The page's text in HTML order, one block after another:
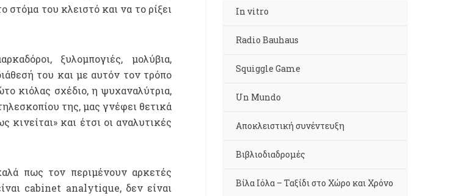
στόμα του κλειστό και να το ρίξει
ξυλομπογιές, μολύβια,
του και με αυτόν τον τρόπο
κιόλας σχέδιο, η ψυχαναλύτρια,
της, μας γνέφει θετικά
και έτσι οι αναλυτικές
πως τον περιμένουν αρκετές
cabinet analytique, δεν είναι
In vitro
Radio Bauhaus
Squiggle Game
Un Mundo
Αποκλειστική συνέντευξη
Βιβλιοδιαδρομές
Βίλα Ιόλα – Ταξίδι στο Χώρο και Χρόνο